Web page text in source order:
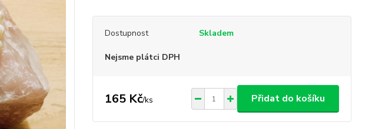
Dostupnost Skladem
Nejsme plátci DPH
165 Kč/ks Přidat do košíku